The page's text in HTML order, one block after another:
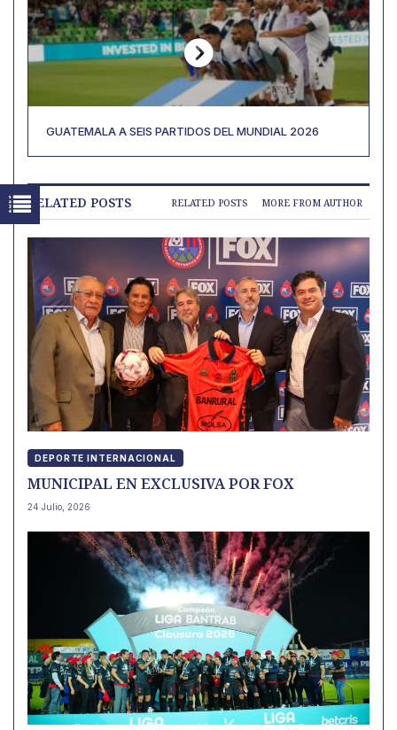
GUATEMALA A SEIS PARTIDOS DEL MUNDIAL 2026
RELATED POSTS RELATED POSTS MORE FROM AUTHOR
DEPORTE INTERNACIONAL
MUNICIPAL EN EXCLUSIVA POR FOX
24 Julio, 2026